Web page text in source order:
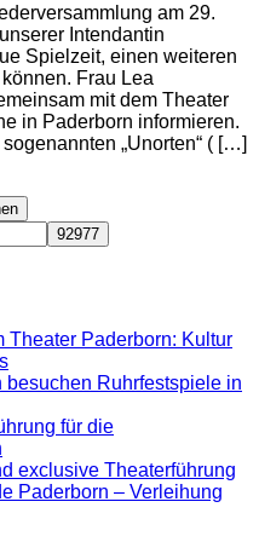
am 29.
Intendantin
Spielzeit, einen weiteren
Frau Lea
mit dem Theater
in Paderborn informieren.
„Unorten“ ( […]
Theater Paderborn: Kultur
Ruhrfestspiele in
für die
exclusive Theaterführung
Paderborn – Verleihung